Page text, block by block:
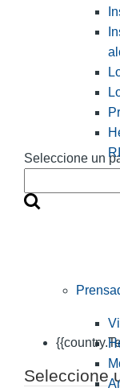
Seleccione un
Seleccione